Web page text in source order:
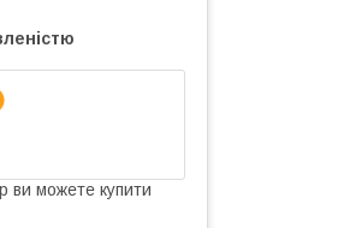
ви можете купити